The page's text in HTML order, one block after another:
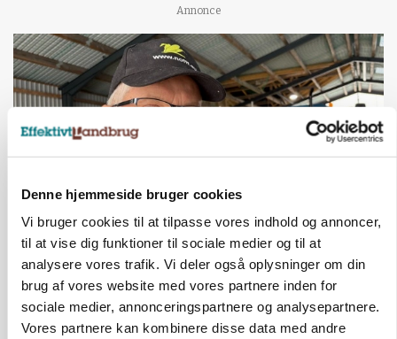
Denne hjemmeside bruger cookies
Vi bruger cookies til at tilpasse vores indhold og annoncer,
til at vise dig funktioner til sociale medier og til at
analysere vores trafik. Vi deler også oplysninger om din
brug af vores website med vores partnere inden for
sociale medier, annonceringspartnere og analysepartnere.
Vores partnere kan kombinere disse data med andre
Annonce
POLITIK
»Nu stopper I«: Landbrugsdebattør og
protestgruppe vil demonstrere mod ny
gødskningslov